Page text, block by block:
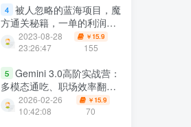
4 被人忽略的蓝海项目，魔
方通关秘籍，一单的利润有
39.9，几乎是零成本，月入
过万很轻松【揭秘】
2023-08-28
23:26:47
￥ 15.9
155
5 Gemini 3.0高阶实战营：
多模态通吃、职场效率翻
倍、副业变现，一周跑通月
入两万(教程+飞书资料)
2026-02-26
10:42:08
￥ 15.9
70